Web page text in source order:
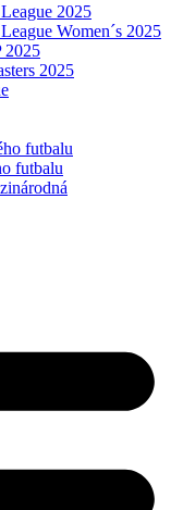
2025
Women´s 2025
2025
2025
futbalu
futbalu